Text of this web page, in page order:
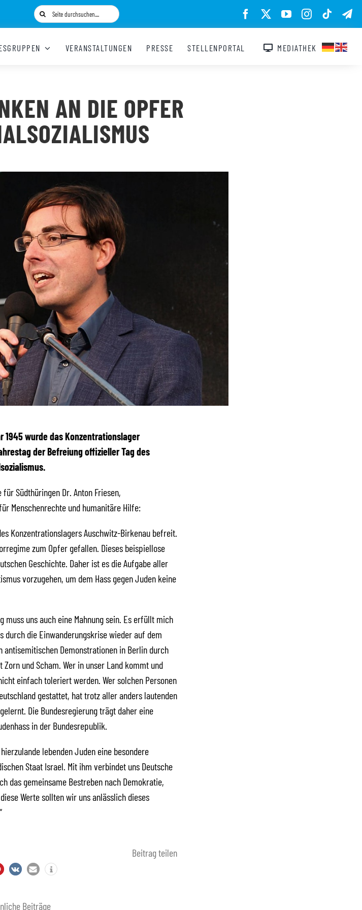
Suche
nach:
VERANSTALTUNGEN PRESSE STELLENPORTAL MEDIATHEK
AN DIE OPFER
1945 wurde das Konzentrationslager
der Befreiung offizieller Tag des
Südthüringen Dr. Anton Friesen,
Menschenrechte und humanitäre Hilfe:
Konzentrationslagers Auschwitz-Birkenau befreit.
zum Opfer gefallen. Dieses beispiellose
Geschichte. Daher ist es die Aufgabe aller
vorzugehen, um dem Hass gegen Juden keine
muss uns auch eine Mahnung sein. Es erfüllt mich
die Einwanderungskrise wieder auf dem
antisemitischen Demonstrationen in Berlin durch
und Scham. Wer in unser Land kommt und
einfach toleriert werden. Wer solchen Personen
gestattet, hat trotz aller anders lautenden
Die Bundesregierung trägt daher eine
in der Bundesrepublik.
lebenden Juden eine besondere
Staat Israel. Mit ihm verbindet uns Deutsche
das gemeinsame Bestreben nach Demokratie,
Werte sollten wir uns anlässlich dieses
Beitrag teilen
Beiträge